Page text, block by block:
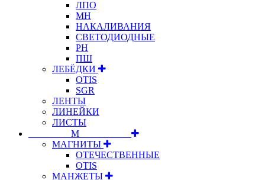
ЛПО
МН
НАКАЛИВАНИЯ
СВЕТОДИОДНЫЕ
РН
ПШ
ЛЕБЁДКИ
OTIS
SGR
ЛЕНТЫ
ЛИНЕЙКИ
ЛИСТЫ
⠀⠀⠀⠀⠀⠀М⠀⠀⠀⠀⠀⠀⠀
МАГНИТЫ
ОТЕЧЕСТВЕННЫЕ
OTIS
МАНЖЕТЫ